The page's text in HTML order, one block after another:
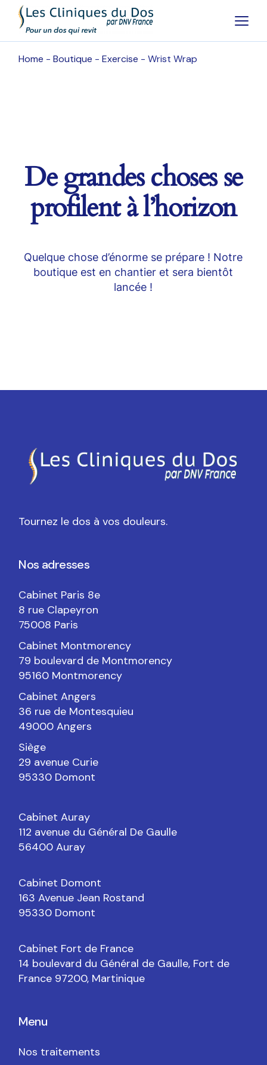
Home Boutique Exercise Wrist Wrap
De grandes choses se
profilent à l’horizon
Quelque chose d’énorme se prépare ! Notre
boutique est en chantier et sera bientôt
lancée !
Tournez le dos à vos douleurs.
Nos adresses
Cabinet Paris 8e
8 rue Clapeyron
75008 Paris
Cabinet Montmorency
79 boulevard de Montmorency
95160 Montmorency
Cabinet Angers
36 rue de Montesquieu
49000 Angers
Siège
29 avenue Curie
95330 Domont
Cabinet Auray
112 avenue du Général De Gaulle
56400 Auray
Cabinet Domont
163 Avenue Jean Rostand
95330 Domont
Cabinet Fort de France
14 boulevard du Général de Gaulle, Fort de
France 97200, Martinique
Menu
Nos traitements